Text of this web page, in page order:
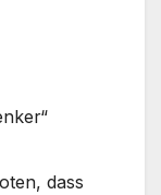
dass